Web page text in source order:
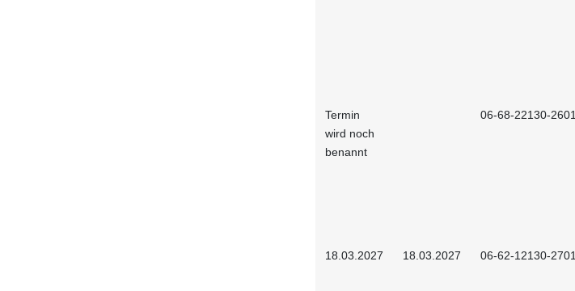
Termin
wird noch
benannt
06-68-22130-2601
18.03.2027 18.03.2027 06-62-12130-2701